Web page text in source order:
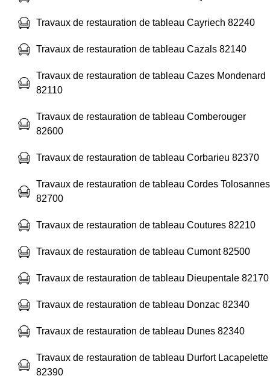
Travaux de restauration de tableau Cayriech 82240
Travaux de restauration de tableau Cazals 82140
Travaux de restauration de tableau Cazes Mondenard
82110
Travaux de restauration de tableau Comberouger
82600
Travaux de restauration de tableau Corbarieu 82370
Travaux de restauration de tableau Cordes Tolosannes
82700
Travaux de restauration de tableau Coutures 82210
Travaux de restauration de tableau Cumont 82500
Travaux de restauration de tableau Dieupentale 82170
Travaux de restauration de tableau Donzac 82340
Travaux de restauration de tableau Dunes 82340
Travaux de restauration de tableau Durfort Lacapelette
82390